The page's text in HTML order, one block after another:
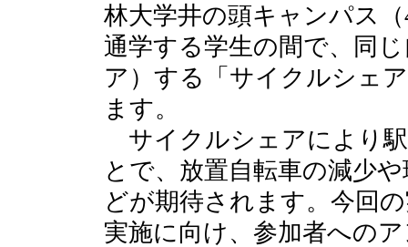
林大学井の頭キャンパス
通学する学生の間で、同
ア）する「サイクルシェ
ます。
サイクルシェアにより
とで、放置自転車の減少
どが期待されます。今回
実施に向け、参加者への